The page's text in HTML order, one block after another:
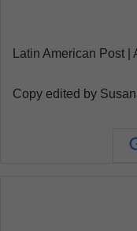
Latin American Post
Copy edited by